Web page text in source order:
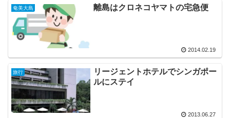
奄美大島 離島はクロネコヤマトの宅急便
2014.02.19
旅行
リージェントホテルでシンガポー
ルにステイ
2013.06.27